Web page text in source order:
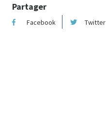
Partager
Facebook Twitter